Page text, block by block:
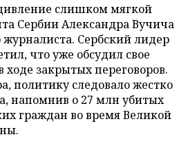
слишком мягкой
Сербии Александра Вучича
журналиста. Сербский лидер
что уже обсудил свое
закрытых переговоров.
политику следовало жестко
напомнив о 27 млн убитых
граждан во время Великой